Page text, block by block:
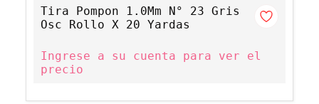
Tira Pompon 1.0Mm N° 23 Gris
Osc Rollo X 20 Yardas
Ingrese a su cuenta para ver el
precio